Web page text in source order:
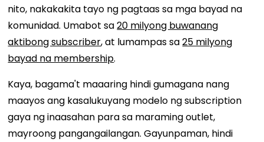
nito, nakakakita tayo ng pagtaas sa mga bayad na
komunidad. Umabot sa20 milyong buwanang
aktibong subscriber, at lumampas sa25 milyong
bayad na membership.
Kaya, bagama't maaaring hindi gumagana nang
maayos ang kasalukuyang modelo ng subscription
gaya ng inaasahan para sa maraming outlet,
mayroong pangangailangan. Gayunpaman, hindi